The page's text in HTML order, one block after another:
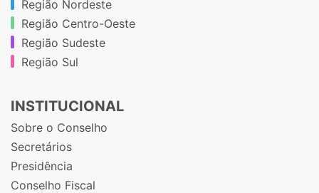
Região Nordeste
Região Centro-Oeste
Região Sudeste
Região Sul
INSTITUCIONAL
Sobre o Conselho
Secretários
Presidência
Conselho Fiscal